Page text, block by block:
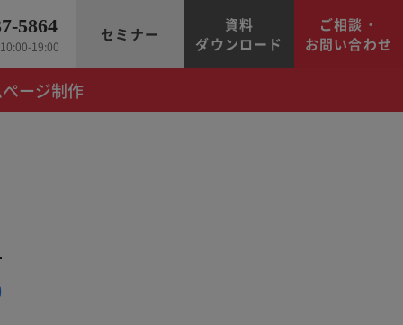
ージ制作
5864
19:00
セミナー
資料
ダウンロード
ご相談・
お問い合わせ